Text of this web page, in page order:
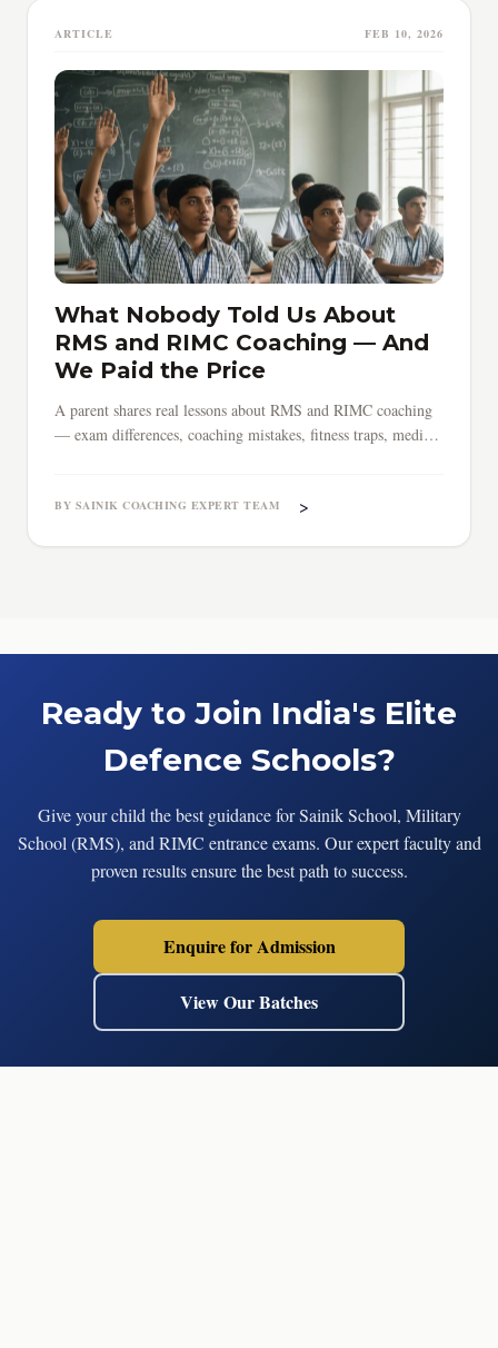
ARTICLE FEB 10, 2026
What Nobody Told Us About
RMS and RIMC Coaching — And
We Paid the Price
A parent shares real lessons about RMS and RIMC coaching
— exam differences, coaching mistakes, fitness traps, medical
BY SAINIK COACHING EXPERT TEAM >
Ready to Join India's Elite
Defence Schools?
Give your child the best guidance for Sainik School, Military
School (RMS), and RIMC entrance exams. Our expert faculty and
proven results ensure the best path to success.
Enquire for Admission
View Our Batches